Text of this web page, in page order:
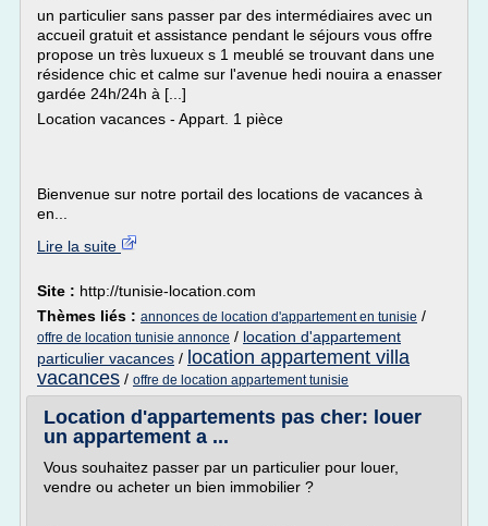
un particulier sans passer par des intermédiaires avec un
accueil gratuit et assistance pendant le séjours vous offre
propose un très luxueux s 1 meublé se trouvant dans une
résidence chic et calme sur l'avenue hedi nouira a enasser
gardée 24h/24h à [...]
Location vacances - Appart. 1 pièce
Bienvenue sur notre portail des locations de vacances à
en...
Lire la suite
Site : http://tunisie-location.com
Thèmes liés : annonces de location d'appartement en tunisie /
offre de location tunisie annonce / location d'appartement
particulier vacances / location appartement villa
vacances / offre de location appartement tunisie
Location d'appartements pas cher: louer
un appartement a ...
Vous souhaitez passer par un particulier pour louer,
vendre ou acheter un bien immobilier ?